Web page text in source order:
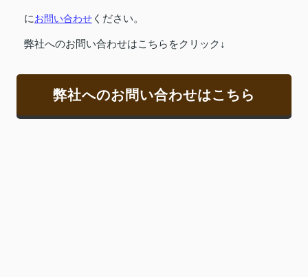
にお問い合わせ ください。
弊社へのお問い合わせはこちらをクリック↓
弊社へのお問い合わせはこちら